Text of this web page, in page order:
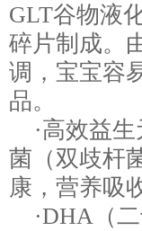
GLT谷物液
碎片制成。
调，宝宝容
品。
·高效益生
菌（双歧杆
康，营养吸
·DHA（二